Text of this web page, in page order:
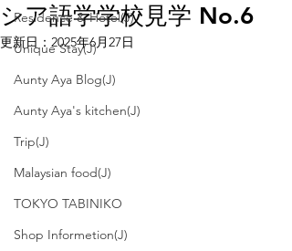
Residence & Hotel(J)
Unique Stay(J)
Aunty Aya Blog(J)
Aunty Aya's kitchen(J)
Trip(J)
Malaysian food(J)
TOKYO TABINIKO
Shop Informetion(J)
シア語学学校見学 No.6
更新日： 2025年6月27日